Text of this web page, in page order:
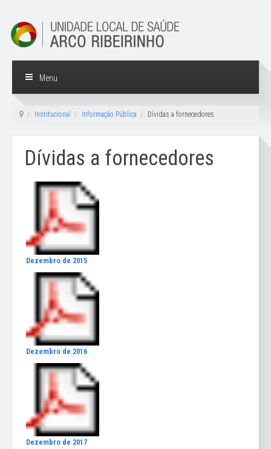
Menu
Institucional Informação Pública Dívidas a fornecedores
Dívidas a fornecedores
Dezembro de 2015
Dezembro de 2016
Dezembro de 2017